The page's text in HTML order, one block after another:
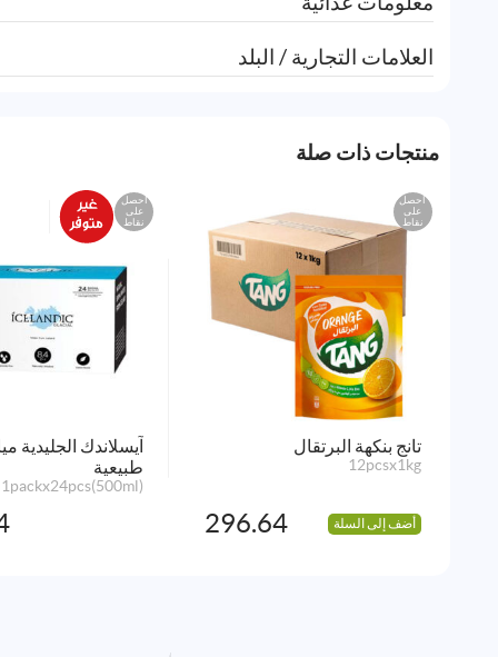
العلامات التجارية / البلد
منتجات ذات صلة
احصل
على
نقاط
تانج بنكهة البرتقال
12pcsx1kg
أضف إلى السلة 296.64
احصل
على
نقاط
آيسلاندك الجليدية
طبيعية
1packx24pcs(500ml)